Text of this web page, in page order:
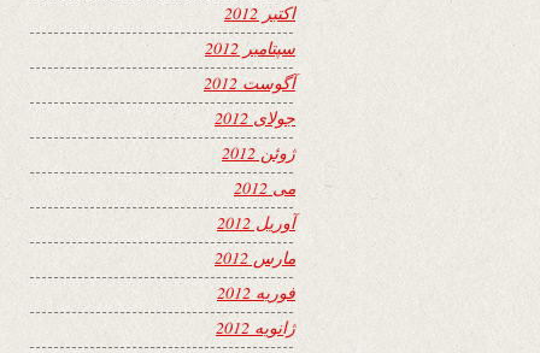
اکتبر 2012
سپتامبر 2012
آگوست 2012
جولای 2012
ژوئن 2012
می 2012
آوریل 2012
مارس 2012
فوریه 2012
ژانویه 2012